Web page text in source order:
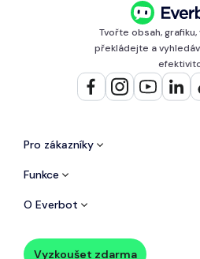
Tvořte obsah,
překládejte a
Pro zákazníky
Funkce
O Everbot
Vyzkoušet zdarma